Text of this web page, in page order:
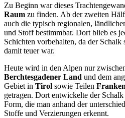
Zu Beginn war dieses
Raum zu finden. Ab der zweiten
auch die typisch regionalen,
und Stoff bestimmbar. Dort blieb es
Schichten vorbehalten, da der
damit teuer war.
Heute wird in den Alpen nur
Berchtesgadener Land und dem
Gebiet in Tirol sowie Teilen
getragen. Dort entwickelte der
Form, die man anhand der
Stoffe und Verzierungen erkennt.